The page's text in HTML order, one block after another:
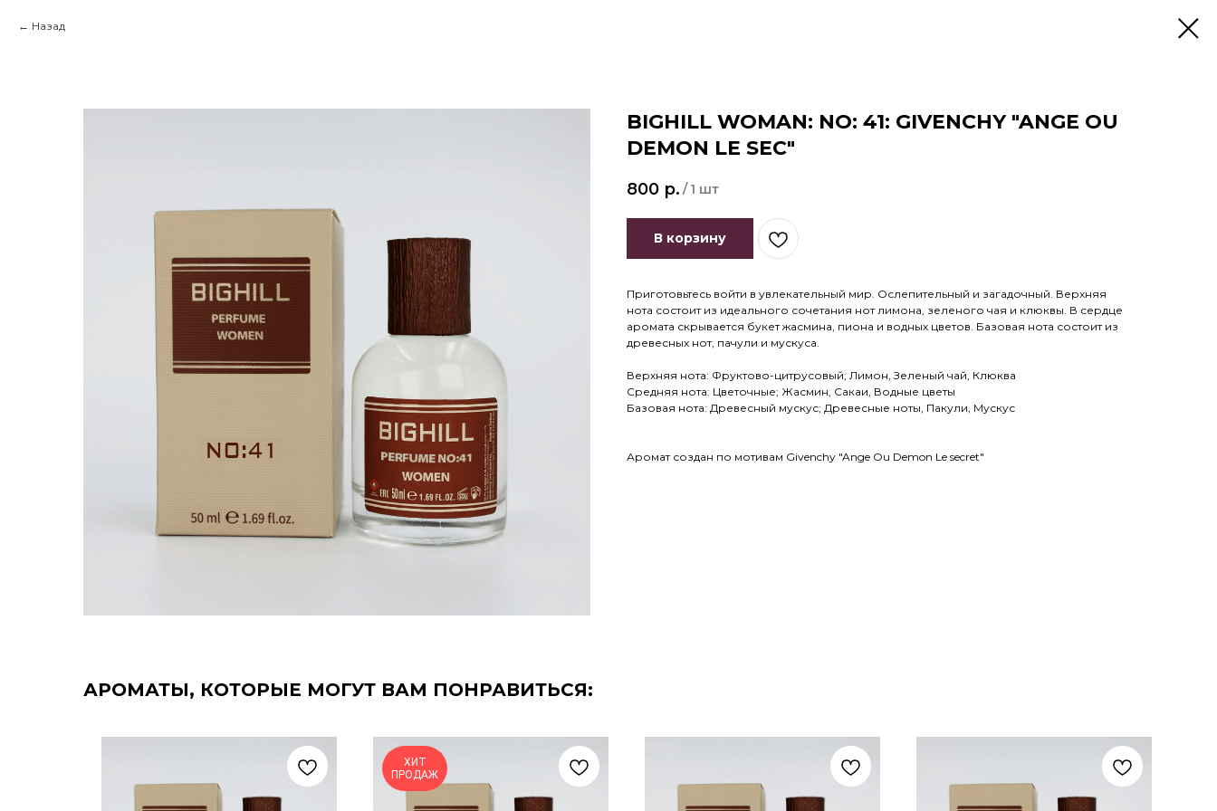
Назад
BIGHILL WOMAN: NO: 41: GIVENCHY "ANGE OU
DEMON LE SEC"
800 р. / 1 шт
В корзину
Приготовьтесь войти в увлекательный мир. Ослепительный и загадочный. Верхняя
нота состоит из идеального сочетания нот лимона, зеленого чая и клюквы. В сердце
аромата скрывается букет жасмина, пиона и водных цветов. Базовая нота состоит из
древесных нот, пачули и мускуса.
Верхняя нота: Фруктово-цитрусовый; Лимон, Зеленый чай, Клюква
Средняя нота: Цветочные; Жасмин, Сакаи, Водные цветы
Базовая нота: Древесный мускус; Древесные ноты, Пакули, Мускус
Аромат создан по мотивам Givenchy "Ange Ou Demon Le secret"
АРОМАТЫ, КОТОРЫЕ МОГУТ ВАМ ПОНРАВИТЬСЯ:
ХИТ
ПРОДАЖ